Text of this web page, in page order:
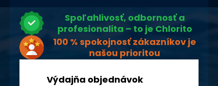
Spoľahlivosť, odbornosť a
profesionalita – to je Chlorito
100 % spokojnosť zákazníkov je
našou prioritou
Výdajňa objednávok